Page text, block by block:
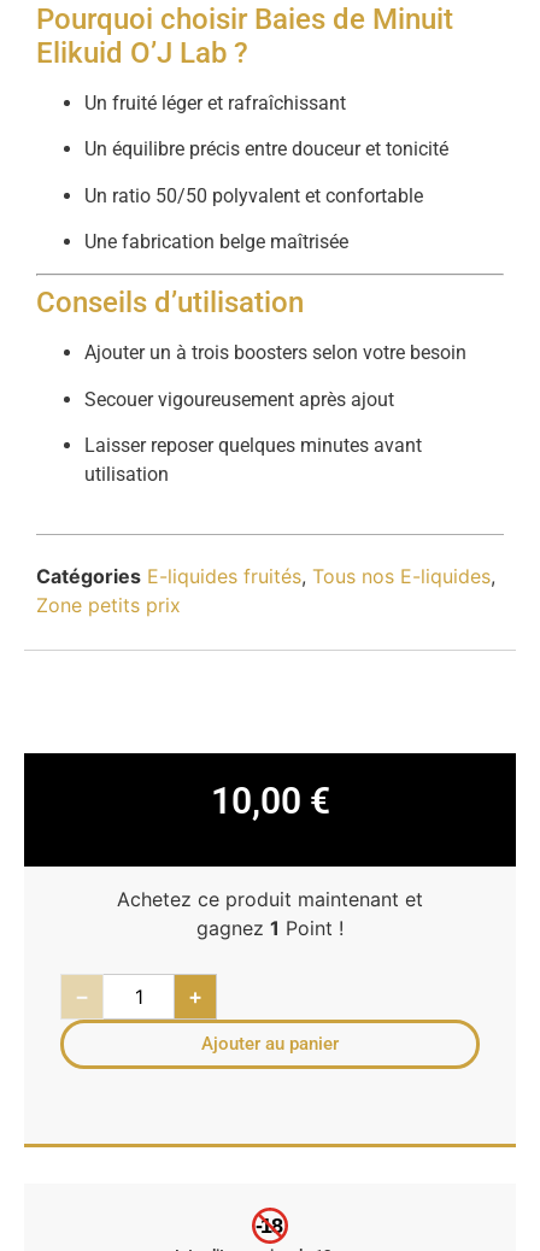
Pourquoi choisir Baies de Minuit
Elikuid O’J Lab ?
Un fruité léger et rafraîchissant
Un équilibre précis entre douceur et tonicité
Un ratio 50/50 polyvalent et confortable
Une fabrication belge maîtrisée
Conseils d’utilisation
Ajouter un à trois boosters selon votre besoin
Secouer vigoureusement après ajout
Laisser reposer quelques minutes avant
utilisation
Catégories E-liquides fruités, Tous nos E-liquides,
Zone petits prix
10,00 €
Achetez ce produit maintenant et
gagnez 1 Point !
− +
Ajouter au panier
-18